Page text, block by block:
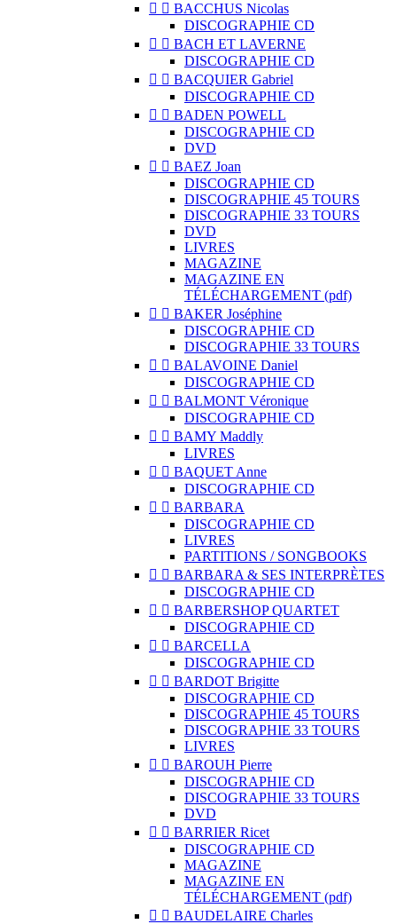
  BACCHUS Nicolas
DISCOGRAPHIE CD
  BACH ET LAVERNE
DISCOGRAPHIE CD
  BACQUIER Gabriel
DISCOGRAPHIE CD
  BADEN POWELL
DISCOGRAPHIE CD
DVD
  BAEZ Joan
DISCOGRAPHIE CD
DISCOGRAPHIE 45 TOURS
DISCOGRAPHIE 33 TOURS
DVD
LIVRES
MAGAZINE
MAGAZINE EN
TÉLÉCHARGEMENT (pdf)
  BAKER Joséphine
DISCOGRAPHIE CD
DISCOGRAPHIE 33 TOURS
  BALAVOINE Daniel
DISCOGRAPHIE CD
  BALMONT Véronique
DISCOGRAPHIE CD
  BAMY Maddly
LIVRES
  BAQUET Anne
DISCOGRAPHIE CD
  BARBARA
DISCOGRAPHIE CD
LIVRES
PARTITIONS / SONGBOOKS
  BARBARA & SES INTERPRÈTES
DISCOGRAPHIE CD
  BARBERSHOP QUARTET
DISCOGRAPHIE CD
  BARCELLA
DISCOGRAPHIE CD
  BARDOT Brigitte
DISCOGRAPHIE CD
DISCOGRAPHIE 45 TOURS
DISCOGRAPHIE 33 TOURS
LIVRES
  BAROUH Pierre
DISCOGRAPHIE CD
DISCOGRAPHIE 33 TOURS
DVD
  BARRIER Ricet
DISCOGRAPHIE CD
MAGAZINE
MAGAZINE EN
TÉLÉCHARGEMENT (pdf)
  BAUDELAIRE Charles